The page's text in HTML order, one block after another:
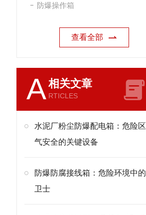
防爆操作箱
查看全部
A相关文章
RTICLES
水泥厂粉尘防爆配电箱：危险
气安全的关键设备
防爆防腐接线箱：危险环境中
卫士